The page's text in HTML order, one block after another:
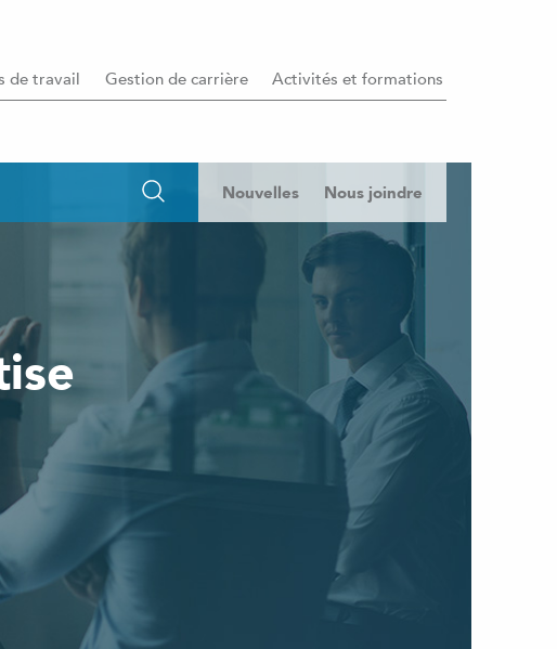
de travail Gestion de carrière Activités et formations
Nouvelles Nous joindre